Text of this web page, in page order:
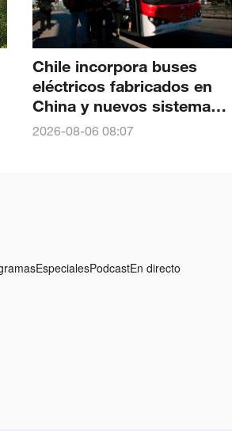
Chile incorpora buses
eléctricos fabricados en
China y nuevos sistemas
digitales para mejorar su
2026-08-06 08:07
EspecialesPodcastEn directo